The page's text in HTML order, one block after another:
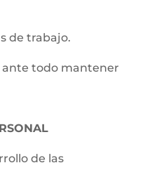
de trabajo.
ante todo mantener
de las